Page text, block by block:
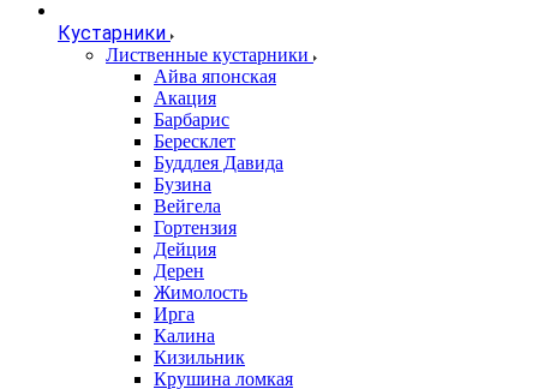
Кустарники
Лиственные кустарники
Айва японская
Акация
Барбарис
Бересклет
Буддлея Давида
Бузина
Вейгела
Гортензия
Дейция
Дерен
Жимолость
Ирга
Калина
Кизильник
Крушина ломкая